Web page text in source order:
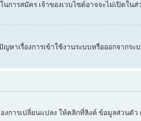
ารสมัคร เจ้าของเวบไซต์อาจจะไม่เปิด
เรื่องการเข้าใช้งานระบบหรือออกจากระ
ารเปลี่ยนแปลง ให้คลิกที่ลิงค์ ข้อมูลส่วน